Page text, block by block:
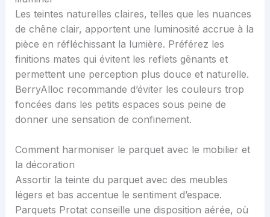
Les teintes naturelles claires, telles que les nuances
de chêne clair, apportent une luminosité accrue à la
pièce en réfléchissant la lumière. Préférez les
finitions mates qui évitent les reflets gênants et
permettent une perception plus douce et naturelle.
BerryAlloc recommande d’éviter les couleurs trop
foncées dans les petits espaces sous peine de
donner une sensation de confinement.
Comment harmoniser le parquet avec le mobilier et
la décoration
Assortir la teinte du parquet avec des meubles
légers et bas accentue le sentiment d’espace.
Parquets Protat conseille une disposition aérée, où